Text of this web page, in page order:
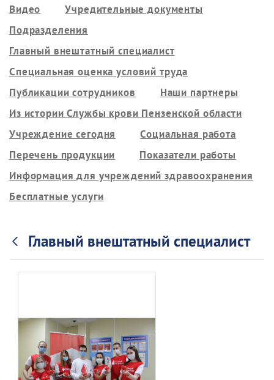
Видео
Учредительные документы
Подразделения
Главный внештатный специалист
Специальная оценка условий труда
Публикации сотрудников
Наши партнеры
Из истории Службы крови Пензенской области
Учреждение сегодня
Социальная работа
Перечень продукции
Показатели работы
Информация для учреждений здравоохранения
Бесплатные услуги
Главный внештатный специалист